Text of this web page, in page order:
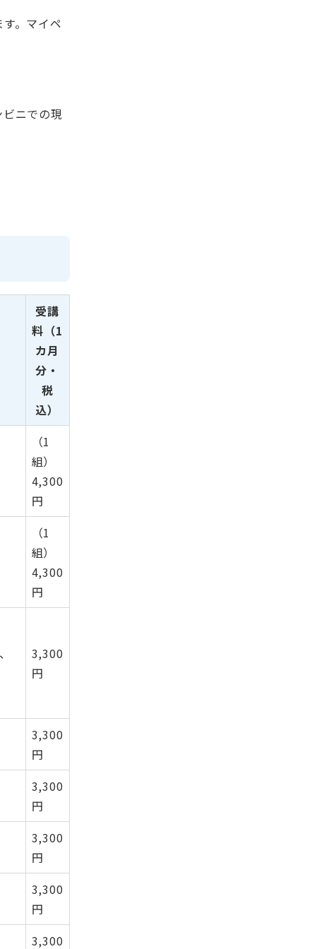
。マイペ
ニでの現
受講
料（1
カ月
分・
税
込）
（1
組）
4,300
円
（1
組）
4,300
円
3,300
円
3,300
円
3,300
円
3,300
円
3,300
円
3,300